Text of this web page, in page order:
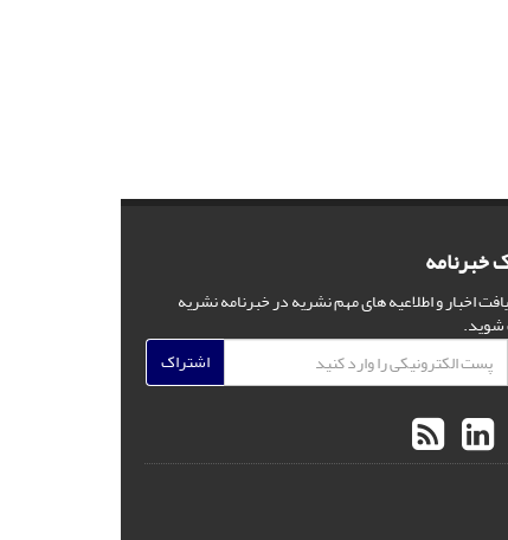
خبرنامه
اخبار و اطلاعیه های مهم نشریه در خبرنامه نشریه
اشتراک